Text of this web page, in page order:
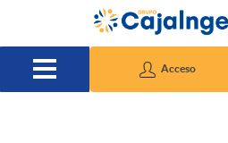
Saltar al contenido principal
Acceso